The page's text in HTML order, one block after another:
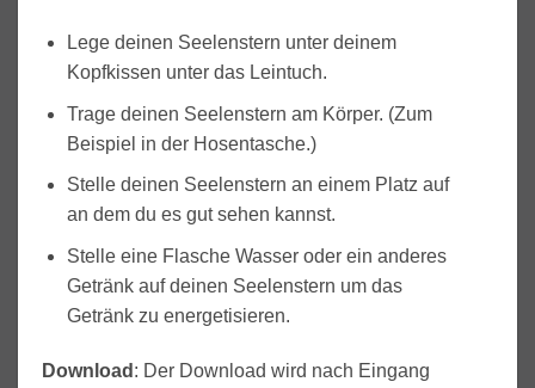
Lege deinen Seelenstern unter deinem
Kopfkissen unter das Leintuch.
Trage deinen Seelenstern am Körper. (Zum
Beispiel in der Hosentasche.)
Stelle deinen Seelenstern an einem Platz auf
an dem du es gut sehen kannst.
Stelle eine Flasche Wasser oder ein anderes
Getränk auf deinen Seelenstern um das
Getränk zu energetisieren.
Download : Der Download wird nach Eingang